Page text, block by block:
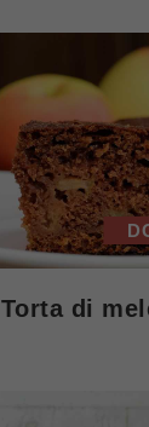
Torta di